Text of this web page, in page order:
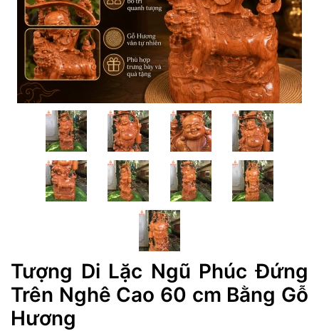
Tượng Di Lặc Ngũ Phúc Đứng
Trên Nghê Cao 60 cm Bằng Gỗ
Hương